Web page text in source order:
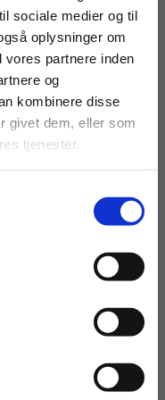
sociale medier og til
oplysninger om
partnere inden
og
kombinere disse
givet dem, eller som
tjenester.
institutioner og
Du
vist priser ekskl.